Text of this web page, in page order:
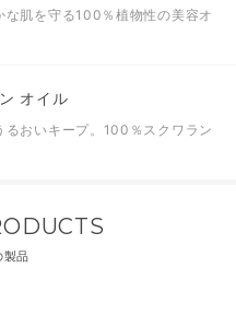
な肌を守る100％植物性の美容オ
オイル
るおいキープ。100％スクワラン
製品